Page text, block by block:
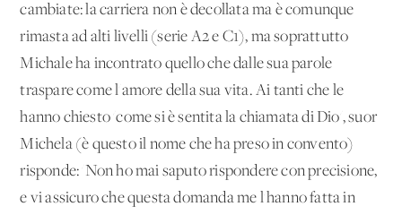
cambiate: la carriera non è decollata ma è comunque
rimasta ad alti livelli (serie A2 e C1), ma soprattutto
Michale ha incontrato quello che dalle sua parole
traspare come l'amore della sua vita. Ai tanti che le
hanno chiesto 'come si è sentita la chiamata di Dio', suor
Michela (è questo il nome che ha preso in convento)
risponde: 'Non ho mai saputo rispondere con precisione,
e vi assicuro che questa domanda me l'hanno fatta in